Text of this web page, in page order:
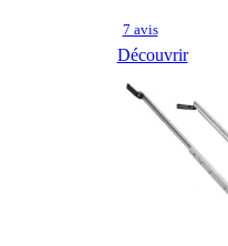
7 avis
Découvrir